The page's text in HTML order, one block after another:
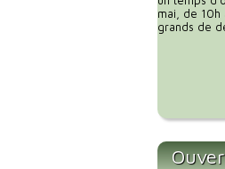
mai, de 10h
grands de